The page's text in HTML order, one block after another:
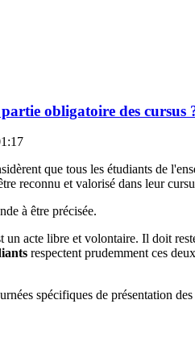
obligatoire des cursus
que tous les étudiants de
reconnu et valorisé dans leur
à être précisée.
acte libre et volontaire. Il doit
respectent prudemment ces
spécifiques de présentation